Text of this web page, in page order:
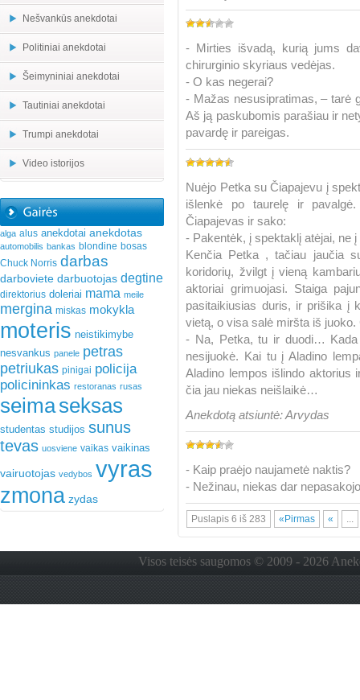
Nešvankūs anekdotai
Politiniai anekdotai
Šeimyniniai anekdotai
Tautiniai anekdotai
Trumpi anekdotai
Video istorijos
alga alus anekdotai anekdotas
automobilis bankas blondine bosas
Chuck Norris darbas
darboviete darbuotojas degtine
direktorius doleriai mama meile
mergina miskas mokykla
moteris neistikimybe
nesvankus panele petras
petriukas pinigai policija
policininkas restoranas rusas
seimaseksas
studentas studijos sunus
tevas uosviene vaikas vaikinas
vairuotojas vedybos vyras
zmona zydas
- Mirties išvadą, kurią jums
chirurginio skyriaus vedėjas.
- O kas negerai?
- Mažas nesusipratimas, – tarė
Aš ją paskubomis parašiau ir
pavardę ir pareigas.
Nuėjo Petka su Čiapajevu į
išlenkė po taurelę ir
Čiapajevas ir sako:
- Pakentėk, į spektaklį atėjai, ne į
Kenčia Petka , tačiau jaučia
koridorių, žvilgt į vieną
aktoriai grimuojasi. Staiga
pasitaikiusias duris, ir prišika
vietą, o visa salė miršta iš
- Na, Petka, tu ir duodi… Kada
nesijuokė. Kai tu į Aladino
Aladino lempos išlindo aktorius
čia jau niekas neišlaikė…
Anekdotą atsiuntė: Arvydas
- Kaip praėjo naujametė naktis?
- Nežinau, niekas dar
Puslapis 6 iš 283 «Pirmas « ...
Visos teisės saugomos © 2009 - 2026